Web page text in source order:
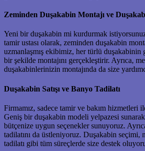
Zeminden Duşakabin Montajı ve
Yeni bir duşakabin mi kurdurmak
tamir ustası olarak, zeminden duşakabin
uzmanlaşmış ekibimiz, her türlü
bir şekilde montajını gerçekleştirir. Ayrıca,
duşakabinlerinizin montajında da size
Duşakabin Satışı ve Banyo Tadilatı
Firmamız, sadece tamir ve bakım hizmetleri
Geniş bir duşakabin modeli yelpazesi
bütçenize uygun seçenekler sunuyoruz.
tadilatını da üstleniyoruz. Duşakabin seçimi,
tadilatı gibi tüm süreçlerde size destek